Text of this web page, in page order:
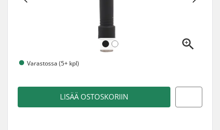
Varastossa (5+ kpl)
LISÄÄ OSTOSKORIIN